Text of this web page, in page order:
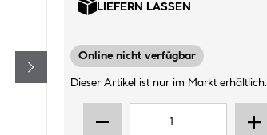
LIEFERN LASSEN
Online nicht verfügbar
Dieser Artikel ist nur im Markt erhältlich.